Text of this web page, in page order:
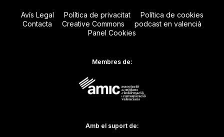
Avís Legal Política de privacitat
Política de cookies
Contacta
Creative Commons
podcast en valencià
Panel Cookies
Membres de:
Amb el suport de: